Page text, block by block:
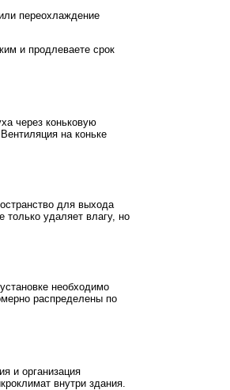
переохлаждение
и продлеваете срок
через коньковую
на коньке
для выхода
только удаляет влагу, но
необходимо
распределены по
и организация
внутри здания.